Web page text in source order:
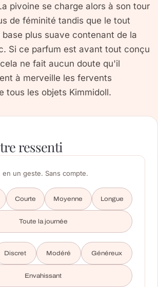
pivoine se charge alors à son tour
de féminité tandis que le tout
plus suave contenant de la
Si ce parfum est avant tout conçu
ne fait aucun doute qu'il
à merveille les fervents
tous les objets Kimmidoll.
ressenti
un geste. Sans compte.
Courte Moyenne Longue
Toute la journée
Discret Modéré Généreux
Envahissant